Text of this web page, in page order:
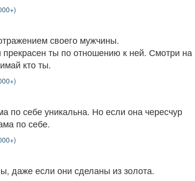
своего мужчины.
прекрасен ты по отношению к ней. Смотри на
кто ты.
по себе уникальна. Но если она чересчур
по себе.
даже если они сделаны из золота.